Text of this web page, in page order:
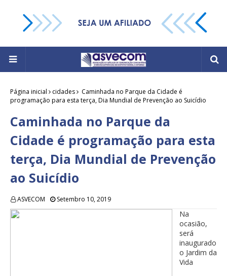
Página inicial cidades
Caminhada no Parque da Cidade é
programação para esta terça, Dia Mundial de Prevenção ao Suicídio
Caminhada no Parque da
Cidade é programação para esta
terça, Dia Mundial de Prevenção
ao Suicídio
ASVECOM Setembro 10, 2019
Na
ocasião,
será
inaugurado
o Jardim da
Vida